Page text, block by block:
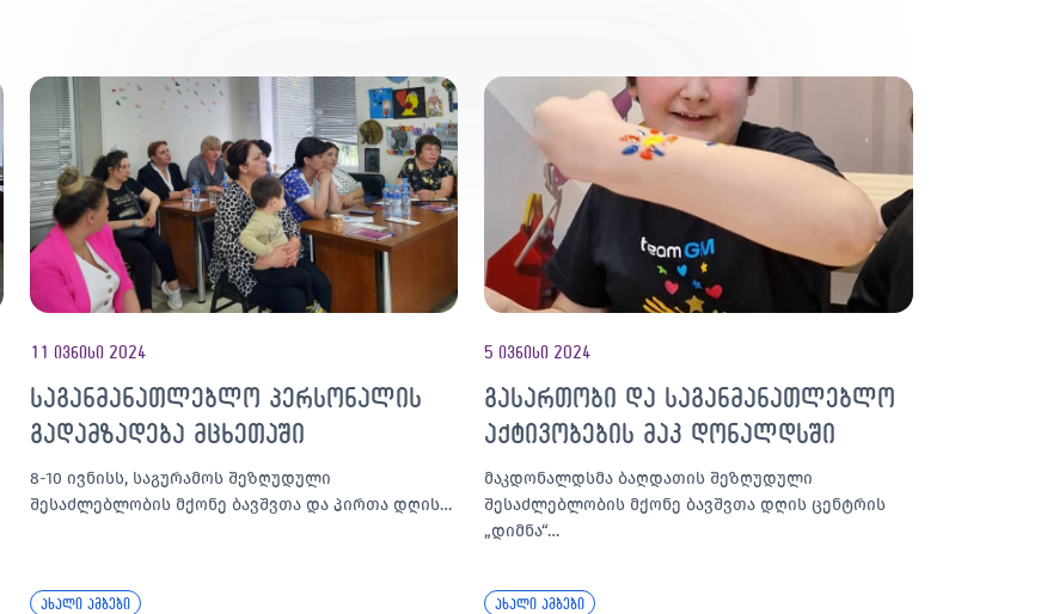
11 ივნისი 2024
საგანმანათლებლო პერსონალის
გადამზადება მცხეთაში
8-10 ივნისს, საგურამოს შეზღუდული
შესაძლებლობის მქონე ბავშვთა და პირთა დღის…
ახალი ამბები
5 ივნისი 2024
გასართობი და საგანმანათლებლო
აქტივობების მაკ დონალდსში
მაკდონალდსმა ბაღდათის შეზღუდული
შესაძლებლობის მქონე ბავშვთა დღის ცენტრის
„დიმნა“…
ახალი ამბები